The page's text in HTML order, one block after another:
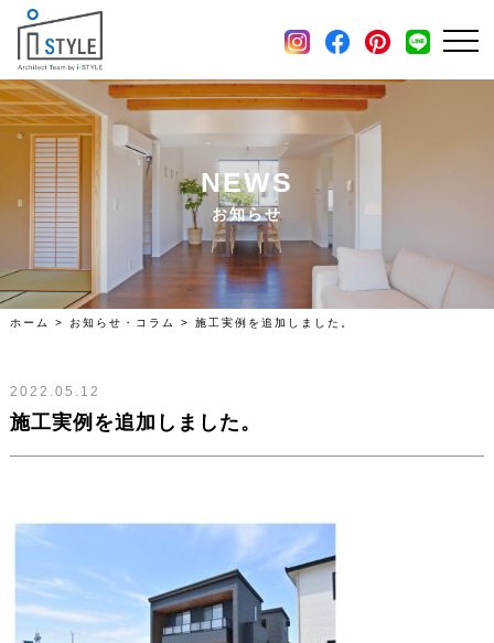
NEWS
お知らせ
ホーム > お知らせ・コラム > 施工実例を追加しました。
施工実例を追加しました。
2022.05.12